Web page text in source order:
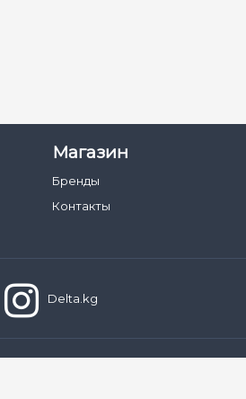
Магазин
Бренды
Контакты
Delta.kg